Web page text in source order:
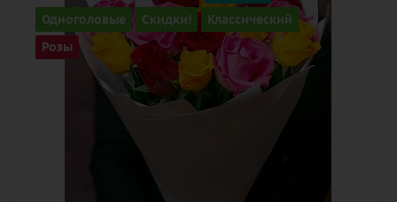
Одноголовые Скидки! Классический
Розы
Цвет
разноцветный
Описание
роза, лента, дизайнерская упаковка